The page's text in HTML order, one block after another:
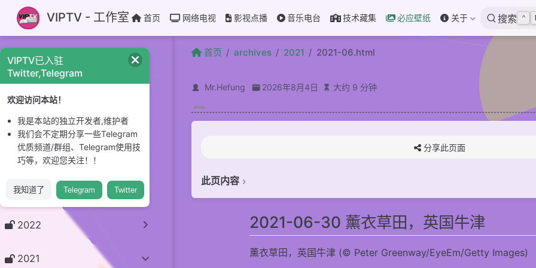
跳至主要內容VIPTV - 工作室 首页 网络电视 影视点播 音乐电台 技术藏集 必应壁纸 关于 搜索 ⌃
最近更新 31
2025
2024
2023
2022
2021
首页 archives 2021 2021-06.html
Mr.Hefung 2026年8月4日 大约 9 分钟
分享此页面
此页内容
2021-06-30 薰衣草田，英国牛津
2021-06-29 拉迪格岛德阿让海滩上的岩石，塞舌尔
2021-06-27 大型火烈鸟迁徙到淡水区，印度
2021-06-30 薰衣草田，英国牛津
薰衣草田，英国牛津 (© Peter Greenway/EyeEm/Getty Images)
VIPTV已入驻
Twitter,Telegram
欢迎访问本站！
我是本站的独立开发者,维护者
我们会不定期分享一些Telegram
优质频道/群组、Telegram使用技
巧等，欢迎您关注！！
我知道了 Telegram Twitter